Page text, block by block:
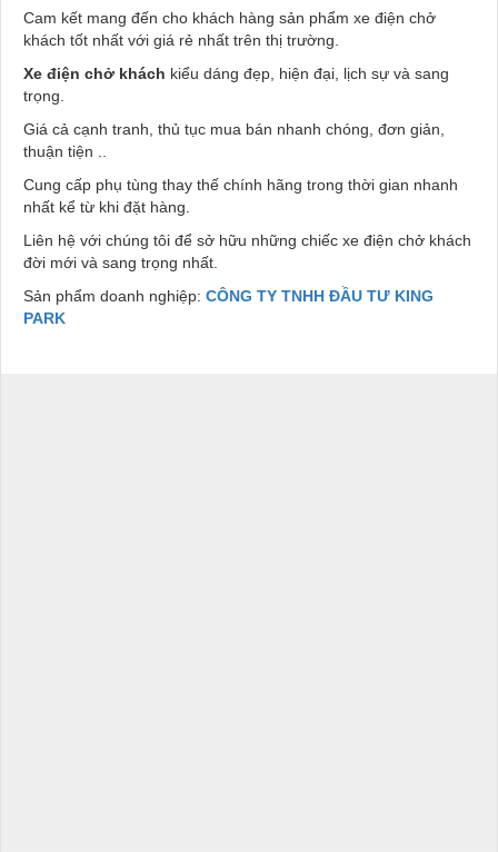
Cam kết mang đến cho khách hàng sản phẩm xe điện chở
khách tốt nhất với giá rẻ nhất trên thị trường.
Xe điện chở khách kiểu dáng đẹp, hiện đại, lịch sự và sang
trọng.
Giá cả cạnh tranh, thủ tục mua bán nhanh chóng, đơn giản,
thuận tiện ..
Cung cấp phụ tùng thay thế chính hãng trong thời gian nhanh
nhất kể từ khi đặt hàng.
Liên hệ với chúng tôi để sở hữu những chiếc xe điện chở khách
đời mới và sang trọng nhất.
Sản phẩm doanh nghiệp: CÔNG TY TNHH ĐẦU TƯ KING
PARK